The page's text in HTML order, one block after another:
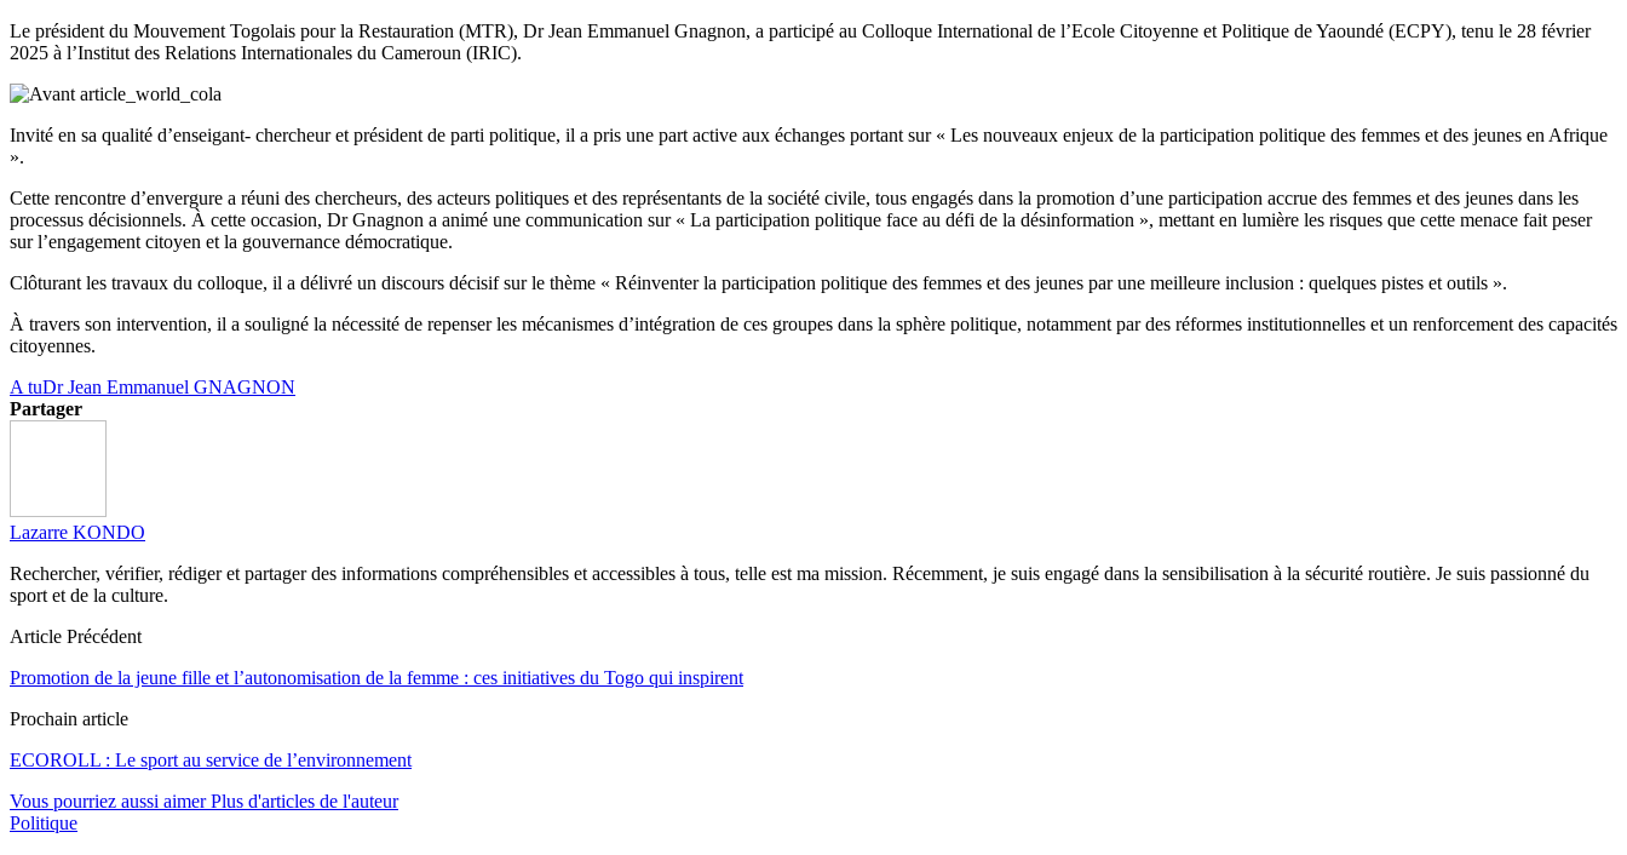
Le président du Mouvement Togolais pour la Restauration (MTR), Dr Jean Emmanuel Gnagnon, a participé au Colloque International de l’Ecole Citoyenne et Politique de Yaoundé (ECPY), tenu le 28 février
2025 à l’Institut des Relations Internationales du Cameroun (IRIC).
Invité en sa qualité d’enseigant- chercheur et président de parti politique, il a pris une part active aux échanges portant sur « Les nouveaux enjeux de la participation politique des femmes et des jeunes en Afrique
».
Cette rencontre d’envergure a réuni des chercheurs, des acteurs politiques et des représentants de la société civile, tous engagés dans la promotion d’une participation accrue des femmes et des jeunes dans les
processus décisionnels. À cette occasion, Dr Gnagnon a animé une communication sur « La participation politique face au défi de la désinformation », mettant en lumière les risques que cette menace fait peser
sur l’engagement citoyen et la gouvernance démocratique.
Clôturant les travaux du colloque, il a délivré un discours décisif sur le thème « Réinventer la participation politique des femmes et des jeunes par une meilleure inclusion : quelques pistes et outils ».
À travers son intervention, il a souligné la nécessité de repenser les mécanismes d’intégration de ces groupes dans la sphère politique, notamment par des réformes institutionnelles et un renforcement des capacités
citoyennes.
A tuDr Jean Emmanuel GNAGNON
Partager
Lazarre KONDO
Rechercher, vérifier, rédiger et partager des informations compréhensibles et accessibles à tous, telle est ma mission. Récemment, je suis engagé dans la sensibilisation à la sécurité routière. Je suis passionné du
sport et de la culture.
Article Précédent
Promotion de la jeune fille et l’autonomisation de la femme : ces initiatives du Togo qui inspirent
Prochain article
ECOROLL : Le sport au service de l’environnement
Vous pourriez aussi aimer Plus d'articles de l'auteur
Politique